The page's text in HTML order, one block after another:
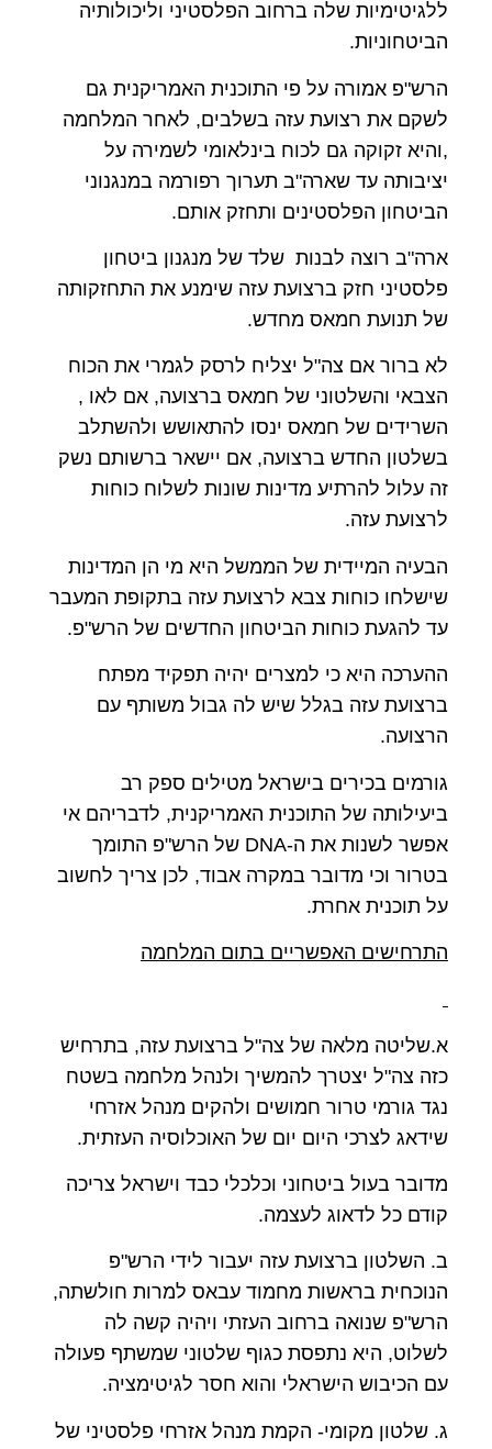
ללגיטימיות שלה ברחוב הפלסטיני וליכולותיה
הביטחוניות.
הרש"פ אמורה על פי התוכנית האמריקנית גם
לשקם את רצועת עזה בשלבים, לאחר המלחמה
,והיא זקוקה גם לכוח בינלאומי לשמירה על
יציבותה עד שארה"ב תערוך רפורמה במנגנוני
הביטחון הפלסטינים ותחזק אותם.
ארה"ב רוצה לבנות שלד של מנגנון ביטחון
פלסטיני חזק ברצועת עזה שימנע את התחזקותה
של תנועת חמאס מחדש.
לא ברור אם צה"ל יצליח לרסק לגמרי את הכוח
הצבאי והשלטוני של חמאס ברצועה, אם לאו ,
השרידים של חמאס ינסו להתאושש ולהשתלב
בשלטון החדש ברצועה, אם יישאר ברשותם נשק
זה עלול להרתיע מדינות שונות לשלוח כוחות
לרצועת עזה.
הבעיה המיידית של הממשל היא מי הן המדינות
שישלחו כוחות צבא לרצועת עזה בתקופת המעבר
עד להגעת כוחות הביטחון החדשים של הרש"פ.
ההערכה היא כי למצרים יהיה תפקיד מפתח
ברצועת עזה בגלל שיש לה גבול משותף עם
הרצועה.
גורמים בכירים בישראל מטילים ספק רב
ביעילותה של התוכנית האמריקנית, לדבריהם אי
אפשר לשנות את ה-DNA של הרש"פ התומך
בטרור וכי מדובר במקרה אבוד, לכן צריך לחשוב
על תוכנית אחרת.
התרחישים האפשריים בתום המלחמה
א.שליטה מלאה של צה"ל ברצועת עזה, בתרחיש
כזה צה"ל יצטרך להמשיך ולנהל מלחמה בשטח
נגד גורמי טרור חמושים ולהקים מנהל אזרחי
שידאג לצרכי היום יום של האוכלוסיה העזתית.
מדובר בעול ביטחוני וכלכלי כבד וישראל צריכה
קודם כל לדאוג לעצמה.
ב. השלטון ברצועת עזה יעבור לידי הרש"פ
הנוכחית בראשות מחמוד עבאס למרות חולשתה,
הרש"פ שנואה ברחוב העזתי ויהיה קשה לה
לשלוט, היא נתפסת כגוף שלטוני שמשתף פעולה
עם הכיבוש הישראלי והוא חסר לגיטימציה.
ג. שלטון מקומי- הקמת מנהל אזרחי פלסטיני של